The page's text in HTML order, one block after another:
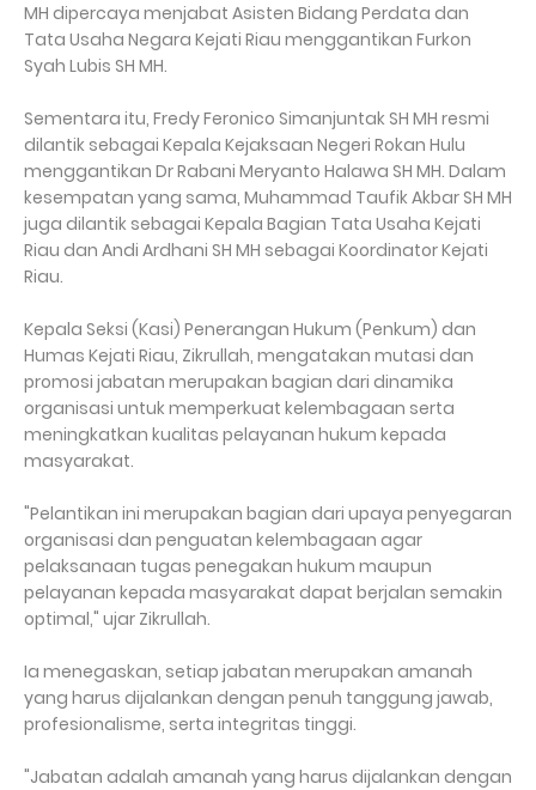
MH dipercaya menjabat Asisten Bidang Perdata dan
Tata Usaha Negara Kejati Riau menggantikan Furkon
Syah Lubis SH MH.
Sementara itu, Fredy Feronico Simanjuntak SH MH resmi
dilantik sebagai Kepala Kejaksaan Negeri Rokan Hulu
menggantikan Dr Rabani Meryanto Halawa SH MH. Dalam
kesempatan yang sama, Muhammad Taufik Akbar SH MH
juga dilantik sebagai Kepala Bagian Tata Usaha Kejati
Riau dan Andi Ardhani SH MH sebagai Koordinator Kejati
Riau.
Kepala Seksi (Kasi) Penerangan Hukum (Penkum) dan
Humas Kejati Riau, Zikrullah, mengatakan mutasi dan
promosi jabatan merupakan bagian dari dinamika
organisasi untuk memperkuat kelembagaan serta
meningkatkan kualitas pelayanan hukum kepada
masyarakat.
"Pelantikan ini merupakan bagian dari upaya penyegaran
organisasi dan penguatan kelembagaan agar
pelaksanaan tugas penegakan hukum maupun
pelayanan kepada masyarakat dapat berjalan semakin
optimal," ujar Zikrullah.
Ia menegaskan, setiap jabatan merupakan amanah
yang harus dijalankan dengan penuh tanggung jawab,
profesionalisme, serta integritas tinggi.
"Jabatan adalah amanah yang harus dijalankan dengan